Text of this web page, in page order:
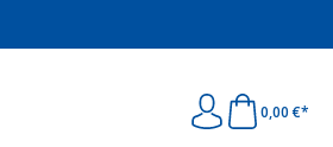
0,00 €*